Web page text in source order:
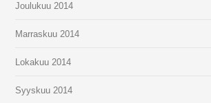
Joulukuu 2014
Marraskuu 2014
Lokakuu 2014
Syyskuu 2014